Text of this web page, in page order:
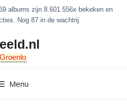
albums zijn 8.601.556x bekeken en
Nog 87 in de wachtrij.
Menu